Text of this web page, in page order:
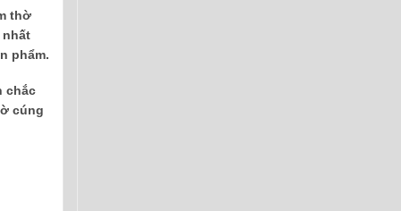
thờ
phẩm.
chắc
cúng